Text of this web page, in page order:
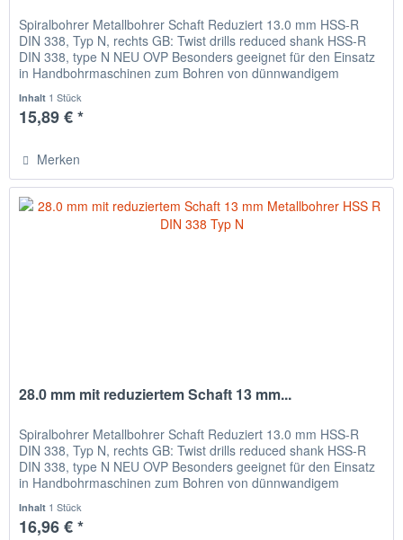
Spiralbohrer Metallbohrer Schaft Reduziert 13.0 mm HSS-R
DIN 338, Typ N, rechts GB: Twist drills reduced shank HSS-R
DIN 338, type N NEU OVP Besonders geeignet für den Einsatz
in Handbohrmaschinen zum Bohren von dünnwandigem
Inhalt 1 Stück
15,89 € *
Merken
28.0 mm mit reduziertem Schaft 13 mm...
Spiralbohrer Metallbohrer Schaft Reduziert 13.0 mm HSS-R
DIN 338, Typ N, rechts GB: Twist drills reduced shank HSS-R
DIN 338, type N NEU OVP Besonders geeignet für den Einsatz
in Handbohrmaschinen zum Bohren von dünnwandigem
Inhalt 1 Stück
16,96 € *